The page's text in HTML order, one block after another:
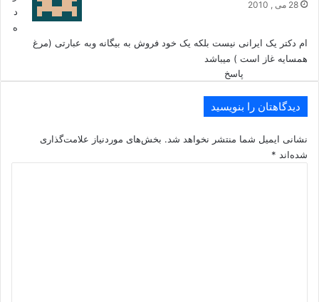
28 می , 2010
د
ه
ام دکتر یک ایرانی نیست بلکه یک خود فروش به بیگانه وبه عبارتی (مرغ
همسایه غاز است ) میباشد
پاسخ
دیدگاهتان را بنویسید
نشانی ایمیل شما منتشر نخواهد شد. بخش‌های موردنیاز علامت‌گذاری
شده‌اند *